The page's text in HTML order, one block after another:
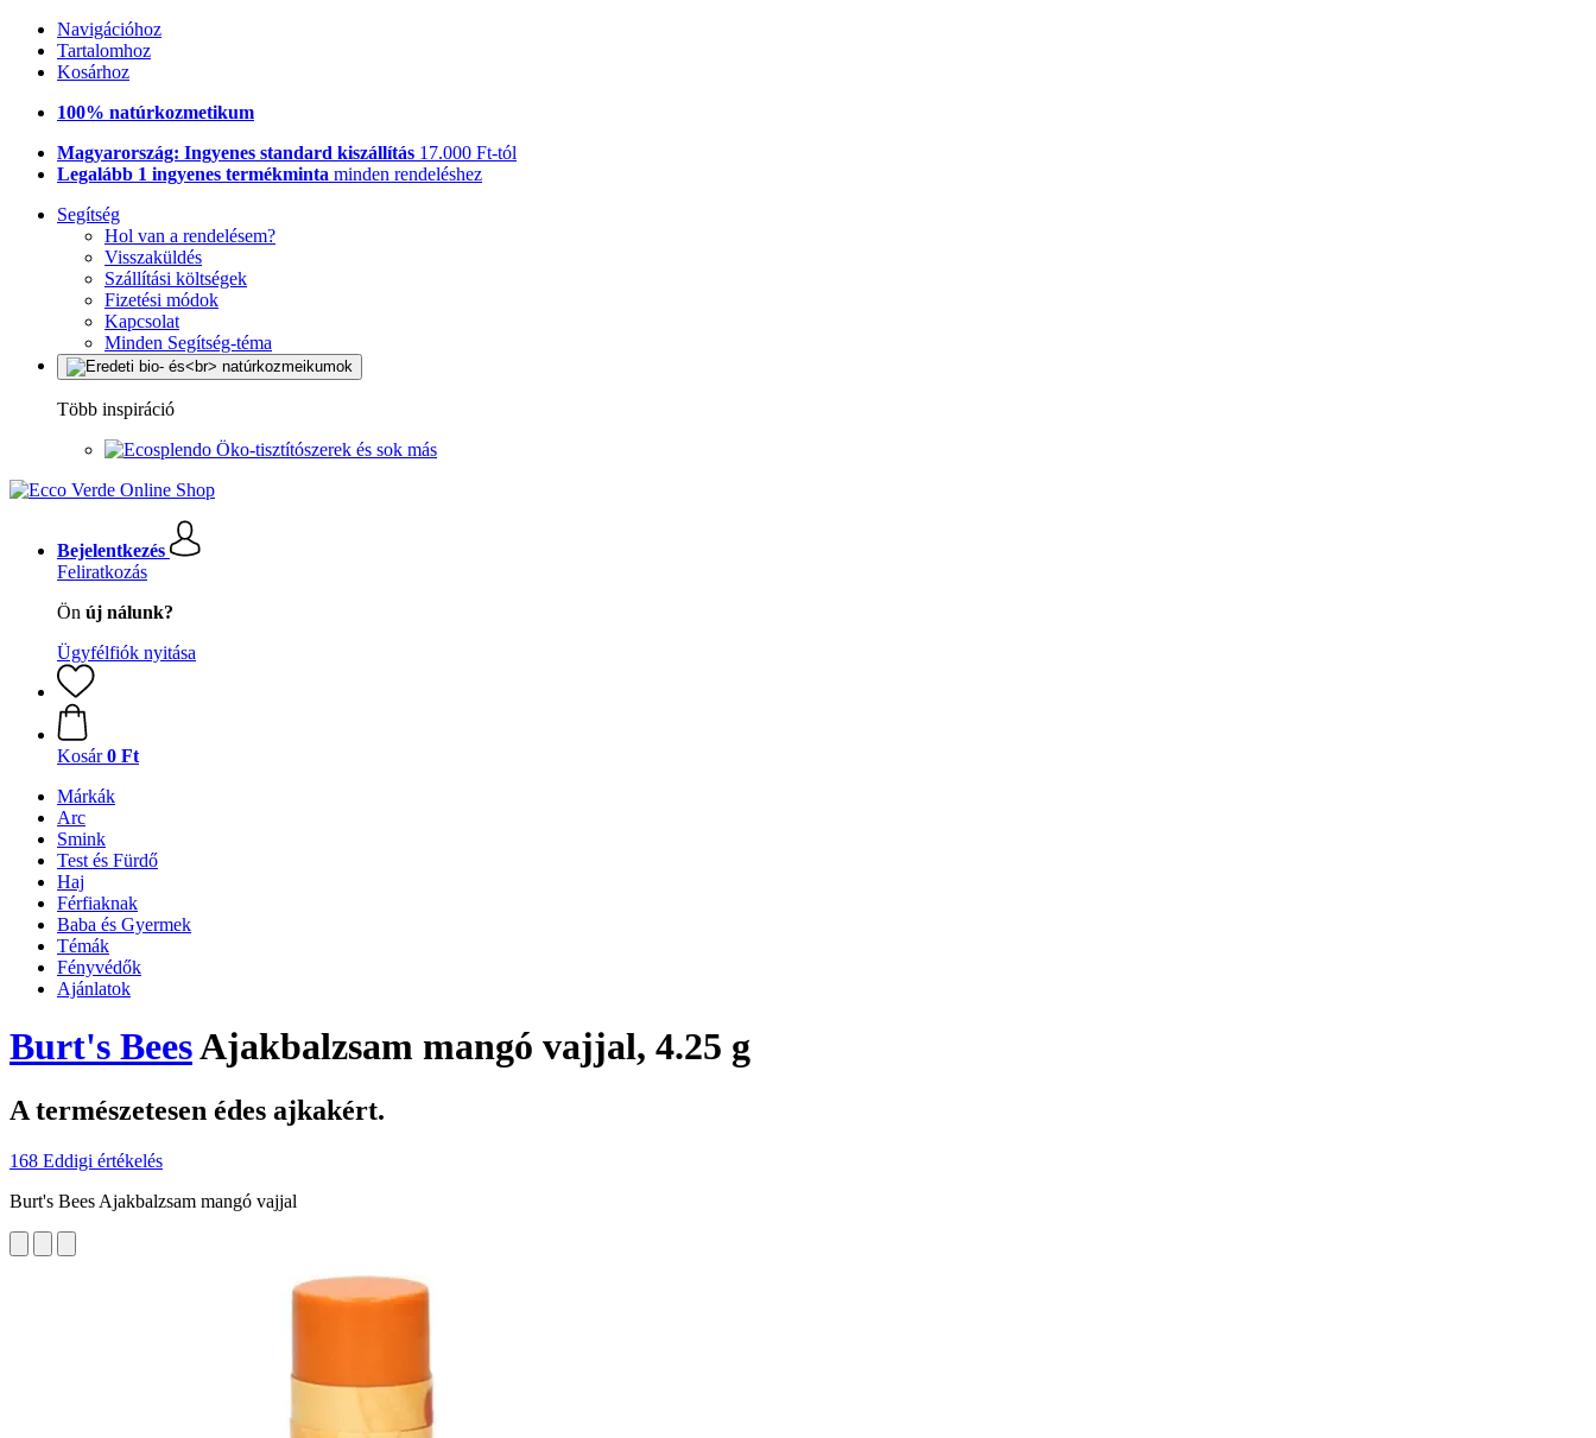
Navigációhoz
Tartalomhoz
Kosárhoz
100% natúrkozmetikum
Magyarország: Ingyenes standard kiszállítás 17.000 Ft-tól
Legalább 1 ingyenes termékminta minden rendeléshez
Segítség
Hol van a rendelésem?
Visszaküldés
Szállítási költségek
Fizetési módok
Kapcsolat
Minden Segítség-téma
Több inspiráció
Öko-tisztítószerek és sok más
Bejelentkezés
Feliratkozás
Ön új nálunk?
Ügyfélfiók nyitása
Kosár 0 Ft
Márkák
Arc
Smink
Test és Fürdő
Haj
Férfiaknak
Baba és Gyermek
Témák
Fényvédők
Ajánlatok
Burt's BeesAjakbalzsam mangó vajjal, 4.25 g
A természetesen édes ajkakért.
168 Eddigi értékelés
Burt's Bees Ajakbalzsam mangó vajjal